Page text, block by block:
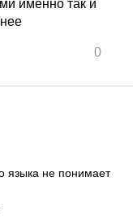
именно так и
0
языка не понимает